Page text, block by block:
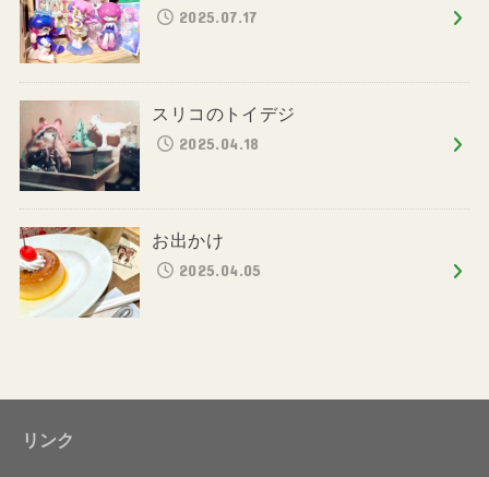
2025.07.17
スリコのトイデジ
2025.04.18
お出かけ
2025.04.05
リンク